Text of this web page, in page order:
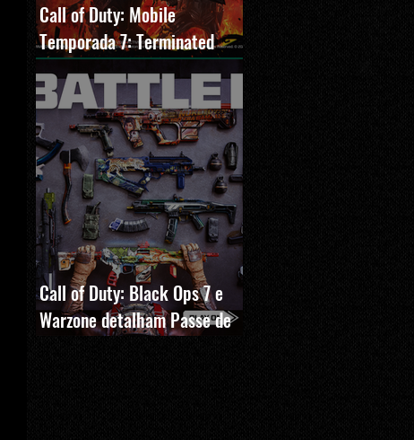
Call of Duty: Mobile
Temporada 7: Terminated
estreia com O Exterminador
do Futuro 2, novos modos e
Cronen Squall
Call of Duty: Black Ops 7 e
Warzone detalham Passe de
Batalha, BlackCell e novas